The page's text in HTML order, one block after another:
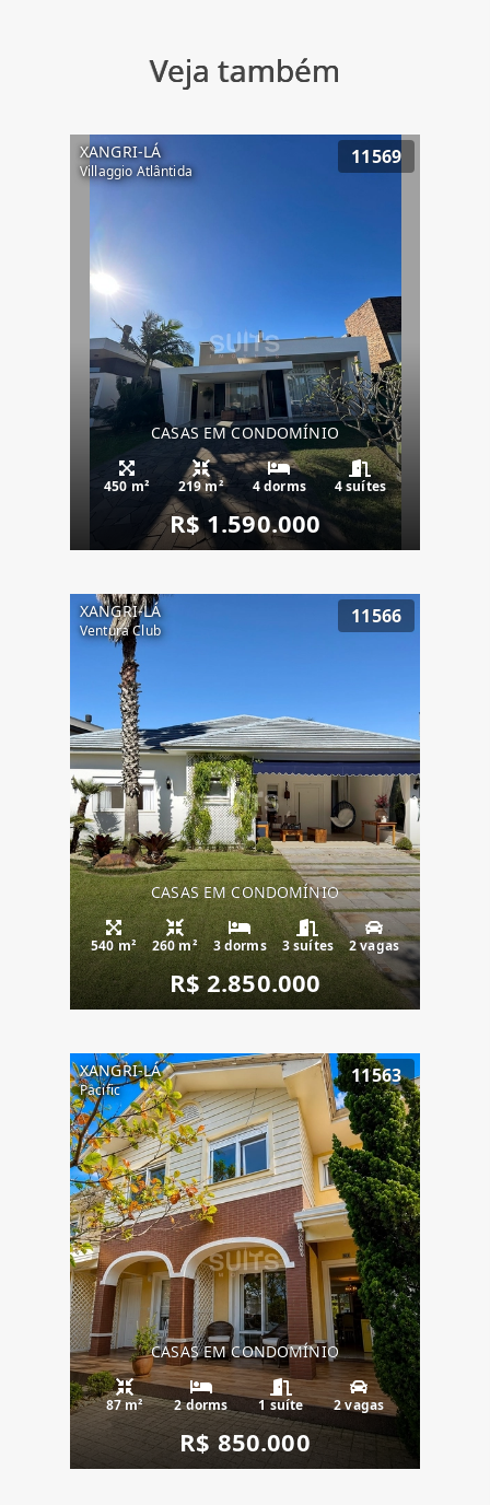
Veja também
XANGRI-LÁ
Villaggio Atlântida
11569
CASAS EM CONDOMÍNIO
450 m² 219 m² 4 dorms 4 suítes
R$ 1.590.000
XANGRI-LÁ
Ventura Club
11566
CASAS EM CONDOMÍNIO
540 m² 260 m² 3 dorms 3 suítes 2 vagas
R$ 2.850.000
XANGRI-LÁ
Pacific
11563
CASAS EM CONDOMÍNIO
87 m² 2 dorms 1 suíte 2 vagas
R$ 850.000